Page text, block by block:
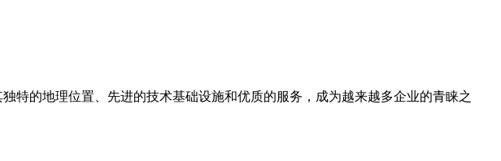
特的地理位置、先进的技术基础设施和优质的服务，成为越来越多企业的青睐之